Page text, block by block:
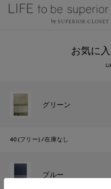
お気に
グリーン
40(フリー) 在庫なし
ブルー